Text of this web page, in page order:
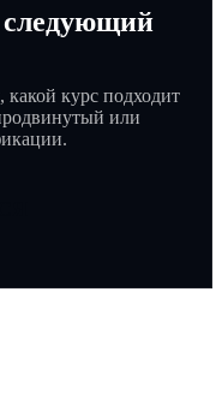
следующий
какой курс подходит
или